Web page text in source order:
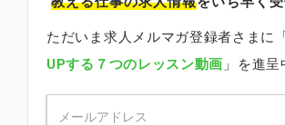
ただいま求人メルマガ登録者さまに
UPする７つのレッスン動画 」を進呈